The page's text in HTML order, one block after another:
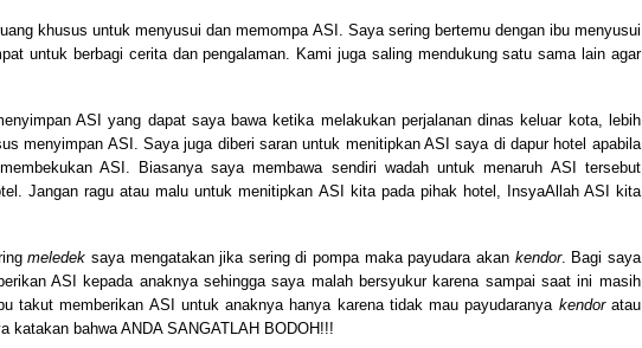
khusus untuk menyusui dan memompa ASI. Saya sering bertemu dengan ibu menyusui
untuk berbagi cerita dan pengalaman. Kami juga saling mendukung satu sama lain agar
ASI yang dapat saya bawa ketika melakukan perjalanan dinas keluar kota, lebih
menyimpan ASI. Saya juga diberi saran untuk menitipkan ASI saya di dapur hotel apabila
ASI. Biasanya saya membawa sendiri wadah untuk menaruh ASI tersebut
Jangan ragu atau malu untuk menitipkan ASI kita pada pihak hotel, InsyaAllah ASI kita
meledek saya mengatakan jika sering di pompa maka payudara akan kendor. Bagi saya
ASI kepada anaknya sehingga saya malah bersyukur karena sampai saat ini masih
takut memberikan ASI untuk anaknya hanya karena tidak mau payudaranya kendoratau
katakan bahwa ANDA SANGATLAH BODOH!!!